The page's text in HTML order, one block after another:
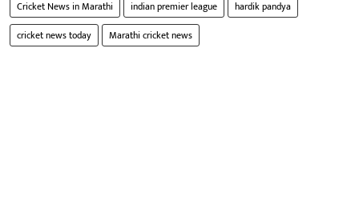
Cricket News in Marathi indian premier league
hardik pandya
cricket news today
Marathi cricket news